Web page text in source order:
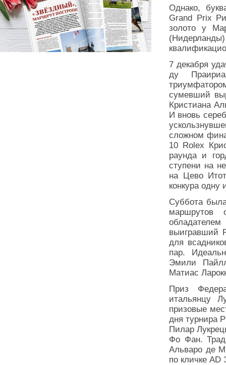
Однако,
Grand Prix
золото у
7 декабря
ду
сумевший
Кристиана
И вновь
сложном
10 Rolex
раунда и
ступени на
на Цево
конкура
Суббота
маршрутов
выигравший
для
пар.
Эмили
Матиас
Приз
итальянцу
призовые
дня турнира
Пилар
Фо Фан.
Альваро де
по кличке